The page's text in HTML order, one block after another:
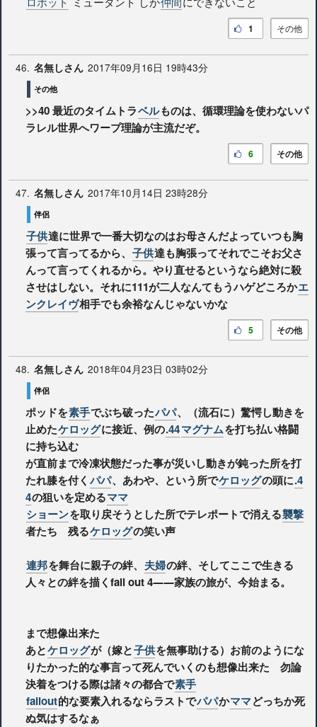
その他
1
46. 名無しさん 2017年09月16日 19時43分
その他
>>40最近のタイムトラベルものは、循環理論を使わないパ
ラレル世界へワープ理論が主流だぞ。
その他
6
47. 名無しさん 2017年10月14日 23時28分
伴侶
子供達に世界で一番大切なのはお母さんだよっていつも胸
張って言ってるから、 子供達も胸張ってそれでこそお父さ
んって言ってくれるから。やり直せるというなら絶対に殺
させはしない。それに111が二人なんてもうハゲどころかエ
ンクレイヴ相手でも余裕なんじゃないかな
その他
5
48. 名無しさん 2018年04月23日 03時02分
伴侶
ポッドを素手でぶち破ったパパ、（流石に）驚愕し動きを
止めたケロッグに接近、例の.44マグナムを打ち払い格闘
に持ち込む
が直前まで冷凍状態だった事が災いし動きが鈍った所を打
たれ膝を付く パパ、あわや、という所でケロッグの頭に.4
4の狙いを定めるママ
ショーンを取り戻そうとした所でテレポートで消える襲撃
者たち 残るケロッグの笑い声
連邦を舞台に親子の絆、 夫婦の絆、そしてここで生きる
人々との絆を描くfall out 4――家族の旅が、今始まる。
まで想像出来た
あとケロッグが（嫁と子供を無事助ける）お前のようにな
りたかった的な事言って死んでいくのも想像出来た 勿論
決着をつける際は諸々の都合で素手
fallout的な要素入れるならラストでパパかママどっちか死
ぬ気はするなぁ